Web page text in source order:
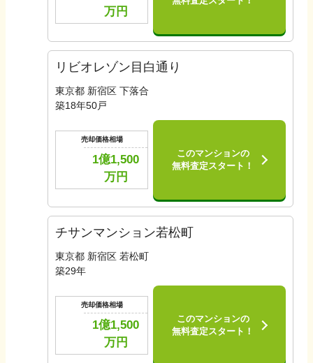
万円
リビオレゾン目白通り
東京都 新宿区 下落合
築18年50戸
売却価格相場
1億1,500
万円
このマンションの
無料査定スタート！
チサンマンション若松町
東京都 新宿区 若松町
築29年
売却価格相場
1億1,500
万円
このマンションの
無料査定スタート！